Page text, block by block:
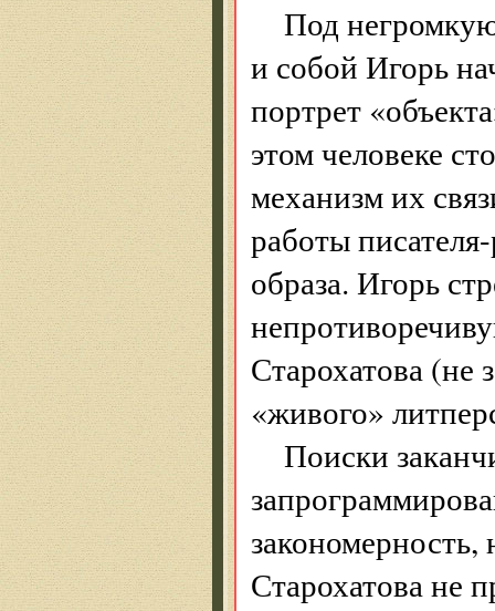
Под
и собой Игорь
портрет
этом человеке
механизм их
работы
образа. Игорь
Старохатова (не
«живого»
Поиски
закономерность,
Старохатова не